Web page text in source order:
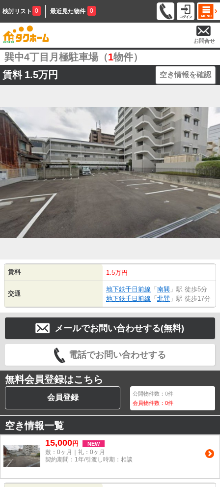
検討リスト 0 最近見た物件 0
お問合せ
巽中4丁目月極駐車場（1物件）
賃料 1.5万円 空き情報を確認
賃料 1.5万円
交通
地下鉄千日前線 「 南巽 」駅 徒歩5分
地下鉄千日前線 「 北巽 」駅 徒歩17分
メールでお問い合わせする(無料)
電話でお問い合わせする
無料会員登録はこちら
会員登録 公開物件数：0件
会員物件数：0件
空き情報一覧
15,000円 NEW
敷：0ヶ月｜礼：0ヶ月
契約期間：1年/引渡し時期：相談